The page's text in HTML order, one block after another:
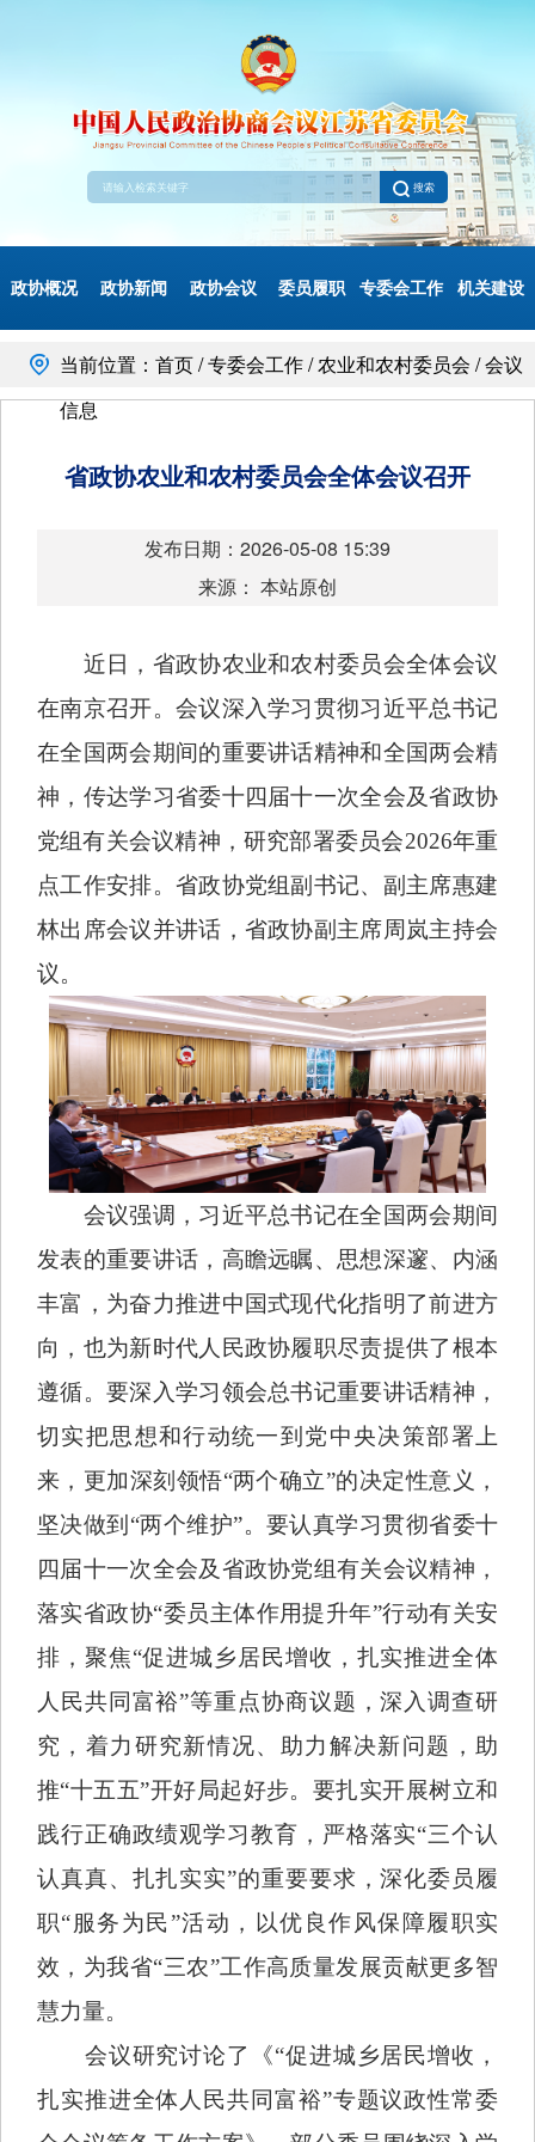
搜索
政协概况 政协新闻 政协会议 委员履职 专委会工作 机关建设
当前位置：首页 / 专委会工作 / 农业和农村委员会 / 会议
信息
省政协农业和农村委员会全体会议召开
发布日期：2026-05-08 15:39
来源： 本站原创
近日，省政协农业和农村委员会全体会议
在南京召开。会议深入学习贯彻习近平总书记
在全国两会期间的重要讲话精神和全国两会精
神，传达学习省委十四届十一次全会及省政协
党组有关会议精神，研究部署委员会2026年重
点工作安排。省政协党组副书记、副主席惠建
林出席会议并讲话，省政协副主席周岚主持会
议。
会议强调，习近平总书记在全国两会期间
发表的重要讲话，高瞻远瞩、思想深邃、内涵
丰富，为奋力推进中国式现代化指明了前进方
向，也为新时代人民政协履职尽责提供了根本
遵循。要深入学习领会总书记重要讲话精神，
切实把思想和行动统一到党中央决策部署上
来，更加深刻领悟“两个确立”的决定性意义，
坚决做到“两个维护”。要认真学习贯彻省委十
四届十一次全会及省政协党组有关会议精神，
落实省政协“委员主体作用提升年”行动有关安
排，聚焦“促进城乡居民增收，扎实推进全体
人民共同富裕”等重点协商议题，深入调查研
究，着力研究新情况、助力解决新问题，助
推“十五五”开好局起好步。要扎实开展树立和
践行正确政绩观学习教育，严格落实“三个认
认真真、扎扎实实”的重要要求，深化委员履
职“服务为民”活动，以优良作风保障履职实
效，为我省“三农”工作高质量发展贡献更多智
慧力量。
会议研究讨论了《“促进城乡居民增收，
扎实推进全体人民共同富裕”专题议政性常委